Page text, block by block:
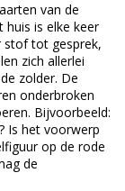
van de
huis is elke keer
stof tot gesprek,
zich allerlei
zolder. De
onderbroken
Bijvoorbeeld:
Is het voorwerp
op de rode
de